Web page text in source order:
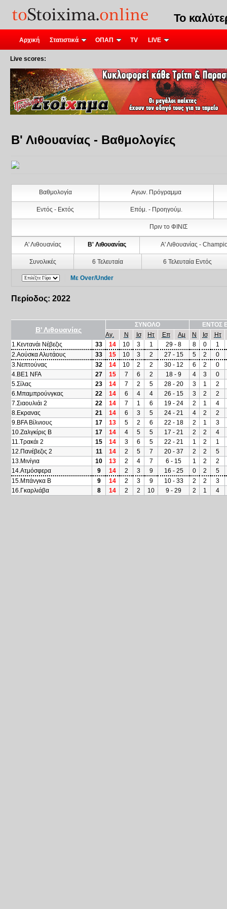
Το
Αρχική Στατιστικά ΟΠΑΠ TV LIVE
Live scores:
Β' Λιθουανίας - Βαθμολογίες
Βαθμολογία Αγων. Πρόγραμμα
Εντός - Εκτός Επόμ. - Προηγούμ.
Πριν το ΦΙΝΙΣ
Α' Λιθουανίας Β' Λιθουανίας Α' Λιθουανίας -
Συνολικές 6 Τελευταία 6 Τελευταία Εντός
Με Over/Under
Περίοδος: 2022
Β' Λιθουανίας
ΣΥΝΟΛΟ
ΕΝΤΟΣ
Αγ.
Ν Ισ Ητ Επ Αμ Ν Ισ
Ητ
1.Κεντανάι Νέβεζις
33 14 10 3 1 29 - 8 8 0
1
2.Αούσκα Αλυτάους
33 15 10 3 2 27 - 15 5 2
0
3.Νεπτούνας
32 14 10 2 2 30 - 12 6 2
0
4.BE1 NFA
27 15 7 6 2 18 - 9 4 3
0
5.Σίλας
23 14 7 2 5 28 - 20 3 1
2
6.Μπαμπρούνγκας
22 14 6 4 4 26 - 15 3 2
2
7.Σιαουλιάι 2
22 14 7 1 6 19 - 24 2 1
4
8.Εκρανας
21 14 6 3 5 24 - 21 4 2
2
9.BFA Βίλνιους
17 13 5 2 6 22 - 18 2 1
3
10.Ζαλγκίρις Β
17 14 4 5 5 17 - 21 2 2
4
11.Τρακάι 2
15 14 3 6 5 22 - 21 1 2
1
12.Πανέβεζις 2
11 14 2 5 7 20 - 37 2 2
5
13.Μινίγια
10 13 2 4 7 6 - 15 1 2
2
14.Ατμόσφερα
9 14 2 3 9 16 - 25 0 2
5
15.Μπάνγκα Β
9 14 2 3 9 10 - 33 2 2
3
16.Γκαρλιάβα
8 14 2 2 10 9 - 29 2 1 4